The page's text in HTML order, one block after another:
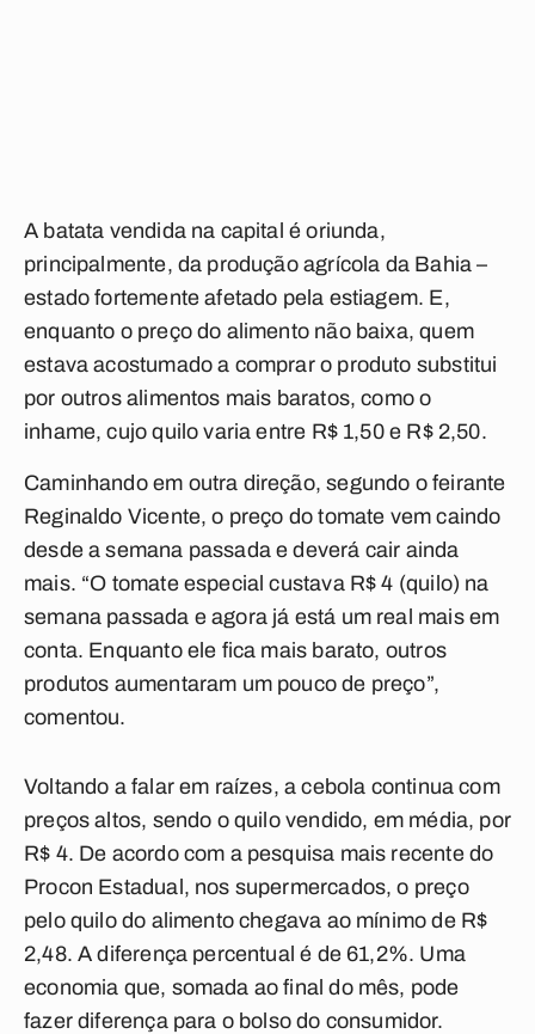
A batata vendida na capital é oriunda,
principalmente, da produção agrícola da Bahia –
estado fortemente afetado pela estiagem. E,
enquanto o preço do alimento não baixa, quem
estava acostumado a comprar o produto substitui
por outros alimentos mais baratos, como o
inhame, cujo quilo varia entre R$ 1,50 e R$ 2,50.
Caminhando em outra direção, segundo o feirante
Reginaldo Vicente, o preço do tomate vem caindo
desde a semana passada e deverá cair ainda
mais. “O tomate especial custava R$ 4 (quilo) na
semana passada e agora já está um real mais em
conta. Enquanto ele fica mais barato, outros
produtos aumentaram um pouco de preço”,
comentou.
Voltando a falar em raízes, a cebola continua com
preços altos, sendo o quilo vendido, em média, por
R$ 4. De acordo com a pesquisa mais recente do
Procon Estadual, nos supermercados, o preço
pelo quilo do alimento chegava ao mínimo de R$
2,48. A diferença percentual é de 61,2%. Uma
economia que, somada ao final do mês, pode
fazer diferença para o bolso do consumidor.